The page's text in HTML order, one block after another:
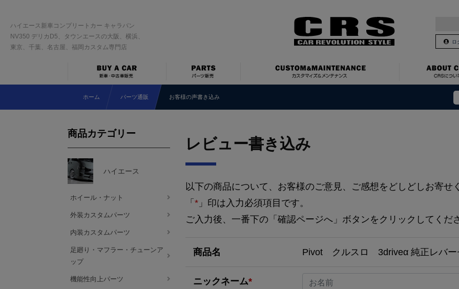
ハイエース新車コンプリートカー キャラバン
NV350 デリカD5、タウンエースの大阪、横浜、
東京、千葉、名古屋、福岡カスタム専門店
ロ
ホーム パーツ通販 お客様の声書き込み
レビュー書き込み
以下の商品について、お客様のご意見、ご感想をどしどしお寄せ
「 * 」印は入力必須項目です。
ご入力後、一番下の「確認ページへ」ボタンをクリックしてくだ
商品名 Pivot クルスロ 3driveα 純正レバー
ニックネーム*
商品カテゴリー
ハイエース
ホイール・ナット
外装カスタムパーツ
内装カスタムパーツ
足廻り・マフラー・チューンア
ップ
機能性向上パーツ